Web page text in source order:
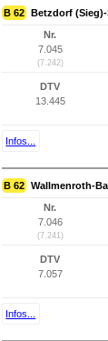
B 62 Betzdorf
Nr.
7.045
(7.242)
DTV
13.445
Infos...
B 62 Wallmenroth-
Nr.
7.046
(7.241)
DTV
7.057
Infos...